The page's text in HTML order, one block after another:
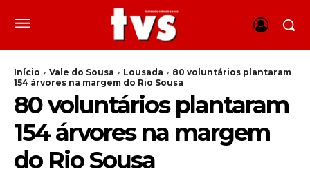
Início Vale do Sousa Lousada
80 voluntários plantaram
154 árvores na margem do Rio Sousa
80 voluntários plantaram
154 árvores na margem
do Rio Sousa